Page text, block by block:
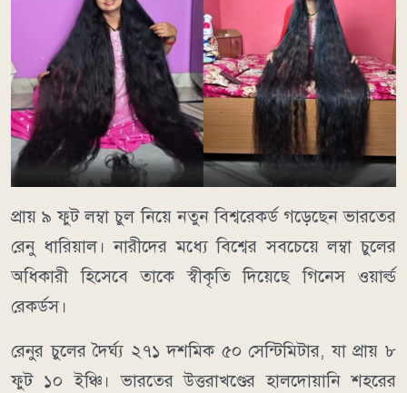
প্রায় ৯ ফুট লম্বা চুল নিয়ে নতুন বিশ্বরেকর্ড গড়েছেন ভারতের
রেনু ধারিয়াল। নারীদের মধ্যে বিশ্বের সবচেয়ে লম্বা চুলের
অধিকারী হিসেবে তাকে স্বীকৃতি দিয়েছে গিনেস ওয়ার্ল্ড
রেকর্ডস।
রেনুর চুলের দৈর্ঘ্য ২৭১ দশমিক ৫০ সেন্টিমিটার, যা প্রায় ৮
ফুট ১০ ইঞ্চি। ভারতের উত্তরাখণ্ডের হালদোয়ানি শহরের